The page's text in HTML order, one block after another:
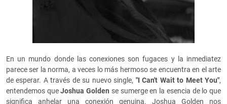
En un mundo donde las conexiones son fugaces y la inmediatez
parece ser la norma, a veces lo más hermoso se encuentra en el arte
de esperar. A través de su nuevo single, "I Can't Wait to Meet You",
entendemos queJoshua Golden se sumerge en la esencia de lo que
significa anhelar una conexión genuina. Joshua Golden nos